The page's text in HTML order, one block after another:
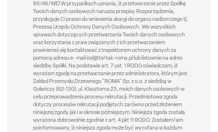
95/46/WE) W przypadkach uznania, iż przetwarzanie przez Spółkę
Twoich danych osobowych narusza przepisy Rozporządzenia,
przysługuje Ci prawo do wniesienia skargi do organu nadzorczego tj.
Prezesa Urzędu Ochrony Danych Osobowych. We wszystkich
sprawach dotyczących przetwarzania Twoich danych osobowych
oraz korzystania z praw związanych z ich przetwarzaniem
powinieneś się kontaktować z Inspektorem ochrony danych za
pomocą adresu e- mail iod@tartak-roma.pl lub listownie na adres
siedziby Spółki. Na podstawie art. 7 ust. 1 RODO oświadczam, iż
wyrażam zgodę na przetwarzanie przez administratora, którym jest
Zakład Przemysłu Drzewnego "ROMA" Sp. z o.o. z siedzibą w
Gołańczy (62-130), ul. Klasztorna 23, moich danych osobowych w
celu przeprowadzenia procesu rekrutacji. Przedmiotowa zgoda
dotyczy procesów rekrutacji podjętych zarówno przed złożeniem
niniejszej zgody jak i w okresie późniejszym. Niniejsza zgoda została
wyrażona dobrowolnie zgodnie z art. 4 pkt 11 RODO. Zostałem/am
poinformowany, iż niniejsza zgoda może być wycofana w każdym